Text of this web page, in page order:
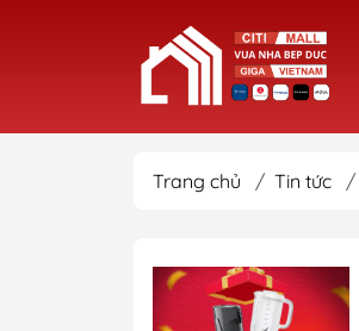
Trang chủ / Tin tức /